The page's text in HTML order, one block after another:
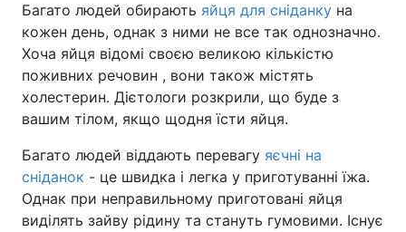
Багато людей обирають яйця для сніданку на
кожен день, однак з ними не все так однозначно.
Хоча яйця відомі своєю великою кількістю
поживних речовин , вони також містять
холестерин. Дієтологи розкрили, що буде з
вашим тілом, якщо щодня їсти яйця.
Багато людей віддають перевагу яєчні на
сніданок - це швидка і легка у приготуванні їжа.
Однак при неправильному приготовані яйця
виділять зайву рідину та стануть гумовими. Існує